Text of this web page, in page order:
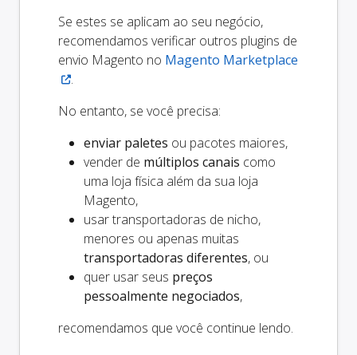
Se estes se aplicam ao seu negócio,
recomendamos verificar outros plugins de
envio Magento no Magento Marketplace
.
No entanto, se você precisa:
enviar paletes ou pacotes maiores,
vender de múltiplos canais como
uma loja física além da sua loja
Magento,
usar transportadoras de nicho,
menores ou apenas muitas
transportadoras diferentes, ou
quer usar seus preços
pessoalmente negociados,
recomendamos que você continue lendo.